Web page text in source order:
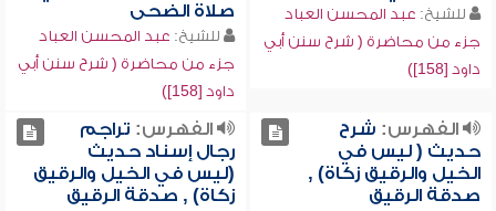
للشيخ: عبد المحسن العباد
جزء من محاضرة ( شرح سنن أبي
داود [158])
صلاة الضحى
للشيخ: عبد المحسن العباد
جزء من محاضرة ( شرح سنن أبي
داود [158])
الفهرس: شرح
حديث ( ليس في
الخيل والرقيق زكاة) ,
صدقة الرقيق
الفهرس: تراجم
رجال إسناد حديث
(ليس في الخيل والرقيق
زكاة) , صدقة الرقيق